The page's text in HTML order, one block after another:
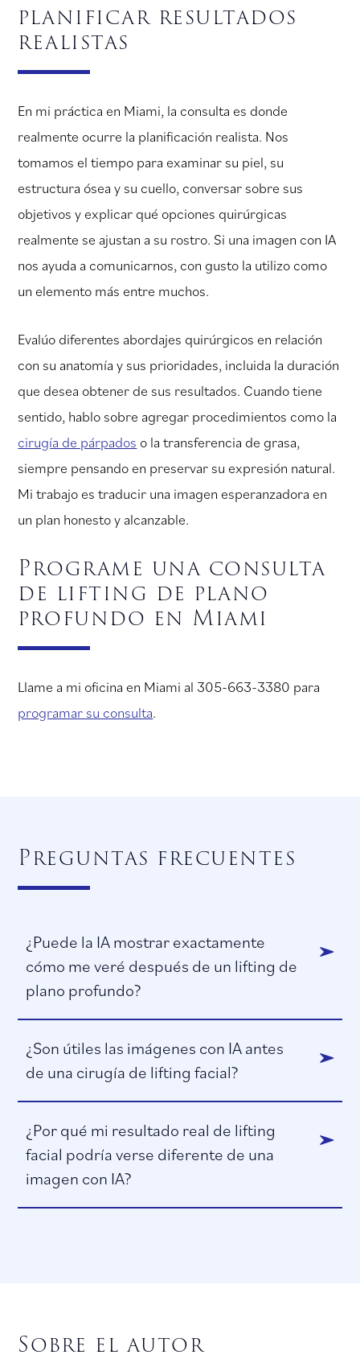
planificar resultados
realistas
En mi práctica en Miami, la consulta es donde
realmente ocurre la planificación realista. Nos
tomamos el tiempo para examinar su piel, su
estructura ósea y su cuello, conversar sobre sus
objetivos y explicar qué opciones quirúrgicas
realmente se ajustan a su rostro. Si una imagen con IA
nos ayuda a comunicarnos, con gusto la utilizo como
un elemento más entre muchos.
Evalúo diferentes abordajes quirúrgicos en relación
con su anatomía y sus prioridades, incluida la duración
que desea obtener de sus resultados. Cuando tiene
sentido, hablo sobre agregar procedimientos como la
cirugía de párpados o la transferencia de grasa,
siempre pensando en preservar su expresión natural.
Mi trabajo es traducir una imagen esperanzadora en
un plan honesto y alcanzable.
Programe una consulta
de lifting de plano
profundo en Miami
Llame a mi oficina en Miami al 305-663-3380 para
programar su consulta.
Preguntas frecuentes
¿Puede la IA mostrar exactamente
cómo me veré después de un lifting de
plano profundo?
¿Son útiles las imágenes con IA antes
de una cirugía de lifting facial?
¿Por qué mi resultado real de lifting
facial podría verse diferente de una
imagen con IA?
Sobre el autor